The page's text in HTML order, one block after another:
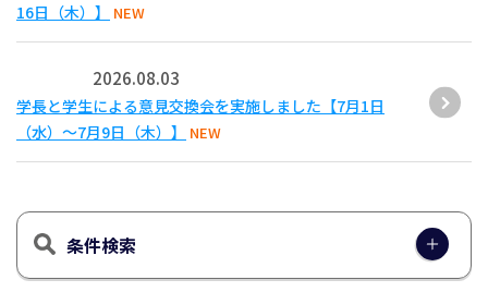
16日（木）】
NEW
2026.08.03
学長と学生による意見交換会を実施しました【7月1日
（水）～7月9日（木）】
NEW
条件検索